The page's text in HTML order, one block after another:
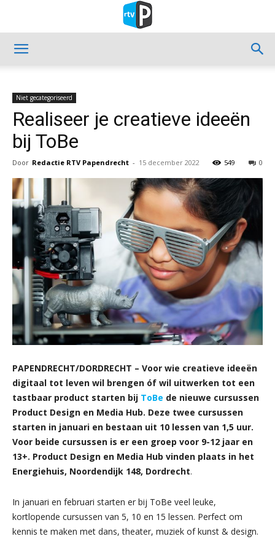
Niet gecategoriseerd
Realiseer je creatieve ideeën
bij ToBe
Door Redactie RTV Papendrecht - 15 december 2022 0
549
PAPENDRECHT/DORDRECHT – Voor wie creatieve ideeën
digitaal tot leven wil brengen óf wil uitwerken tot een
tastbaar product starten bij ToBe de nieuwe cursussen
Product Design en Media Hub. Deze twee cursussen
starten in januari en bestaan uit 10 lessen van 1,5 uur.
Voor beide cursussen is er een groep voor 9-12 jaar en
13+. Product Design en Media Hub vinden plaats in het
Energiehuis, Noordendijk 148, Dordrecht.
In januari en februari starten er bij ToBe veel leuke,
kortlopende cursussen van 5, 10 en 15 lessen. Perfect om
kennis te maken met dans, theater, muziek of kunst & design.